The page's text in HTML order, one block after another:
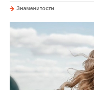
Знаменитости